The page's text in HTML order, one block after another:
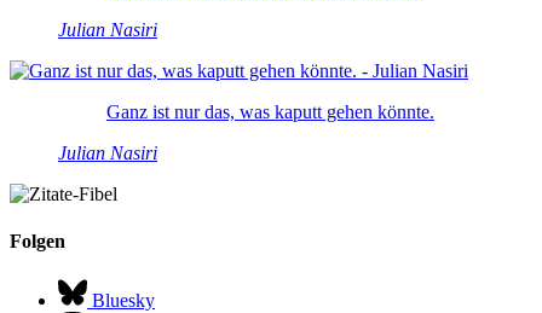
Julian Nasiri
Ganz ist nur das, was kaputt gehen könnte.
Julian Nasiri
Folgen
Bluesky